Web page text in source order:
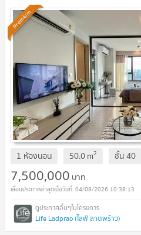
Premium
1 ห้องนอน 50.0m2 ชั้น40
7,500,000 บาท
04/08/2026 10:38:13
Life Ladprao (ไลฟ์ ลาดพร้าว)